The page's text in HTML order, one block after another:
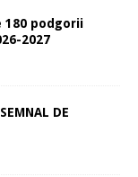
180 podgorii
2027
DE